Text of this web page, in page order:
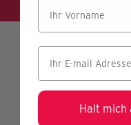
Halt mich